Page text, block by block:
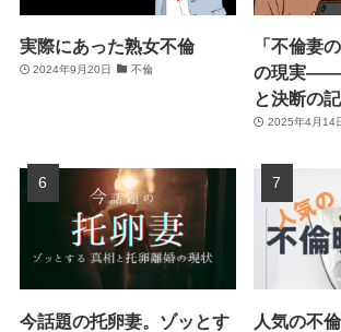
実際にあった熟女不倫
2024年9月20日 不倫
「不倫妻
の現実――
と決断の記
2025年4月14
今話題の托卵妻。ゾッとす
人気の不